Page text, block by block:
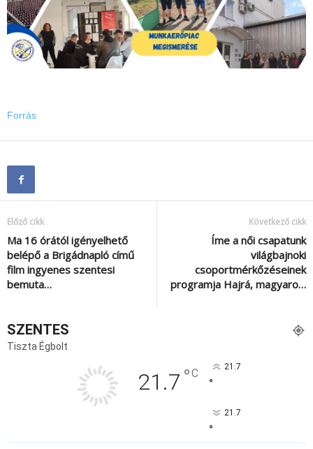
Forrás
Előző cikk
Ma 16 órától igényelhető
belépő a Brigádnapló című
film ingyenes szentesi
bemuta…
Következő cikk
Íme a női csapatunk
világbajnoki
csoportmérkőzéseinek
programja Hajrá, magyaro…
SZENTES
Tiszta Égbolt
21.7 °C 21.7
°
21.7
°